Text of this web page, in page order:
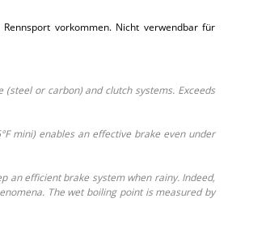
vorkommen. Nicht verwendbar für
or carbon) and clutch systems. Exceeds
mini) enables an effective brake even under
an efficient brake system when rainy. Indeed,
The wet boiling point is measured by